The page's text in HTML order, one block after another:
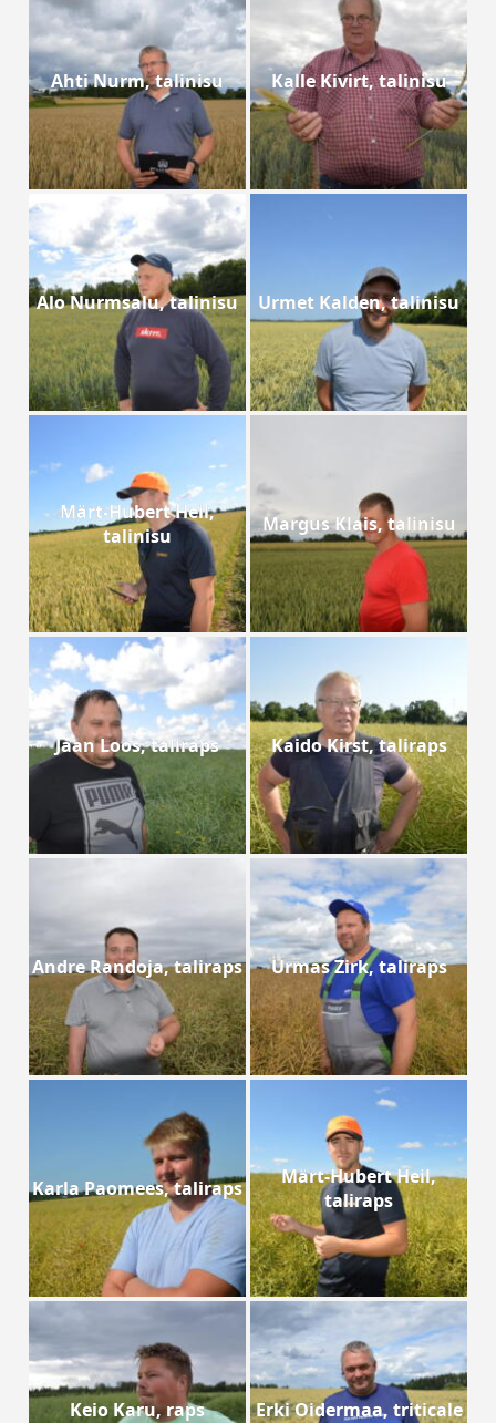
Ahti Nurm, talinisu Kalle Kivirt, talinisu
Alo Nurmsalu, talinisu Urmet Kalden, talinisu
Märt-Hubert Heil,
talinisu
Margus Klais, talinisu
Jaan Loos, taliraps Kaido Kirst, taliraps
Andre Randoja, taliraps Urmas Zirk, taliraps
Karla Paomees, taliraps
Märt-Hubert Heil,
taliraps
Keio Karu, raps Erki Oidermaa, triticale